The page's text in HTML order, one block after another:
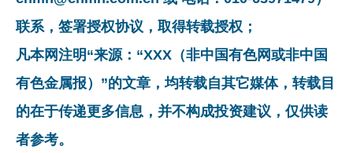
联系，签署授权协议，取得转载授权；
凡本网注明“来源：“XXX（非中国有色网或非中国
有色金属报）”的文章，均转载自其它媒体，转载目
的在于传递更多信息，并不构成投资建议，仅供读
者参考。